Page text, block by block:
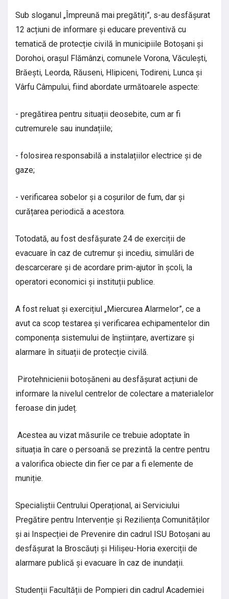
Sub sloganul „Împreună mai pregătiți”, s-au desfășurat
12 acțiuni de informare și educare preventivă cu
tematică de protecție civilă în municipiile Botoșani și
Dorohoi, orașul Flămânzi, comunele Vorona, Văculești,
Brăești, Leorda, Răuseni, Hlipiceni, Todireni, Lunca și
Vârfu Câmpului, fiind abordate următoarele aspecte:
- pregătirea pentru situații deosebite, cum ar fi
cutremurele sau inundațiile;
- folosirea responsabilă a instalațiilor electrice și de
gaze;
- verificarea sobelor și a coșurilor de fum, dar și
curățarea periodică a acestora.
Totodată, au fost desfășurate 24 de exerciții de
evacuare în caz de cutremur și incediu, simulări de
descarcerare și de acordare prim-ajutor în școli, la
operatori economici și instituții publice.
A fost reluat și exercițiul „Miercurea Alarmelor”, ce a
avut ca scop testarea și verificarea echipamentelor din
componența sistemului de înștiințare, avertizare și
alarmare în situații de protecție civilă.
Pirotehnicienii botoșăneni au desfășurat acțiuni de
informare la nivelul centrelor de colectare a materialelor
feroase din județ.
Acestea au vizat măsurile ce trebuie adoptate în
situația în care o persoană se prezintă la centre pentru
a valorifica obiecte din fier ce par a fi elemente de
muniție.
Specialiștii Centrului Operațional, ai Serviciului
Pregătire pentru Intervenție și Reziliența Comunităților
și ai Inspecției de Prevenire din cadrul ISU Botoșani au
desfășurat la Broscăuți și Hilișeu-Horia exerciții de
alarmare publică și evacuare în caz de inundații.
Studenții Facultății de Pompieri din cadrul Academiei